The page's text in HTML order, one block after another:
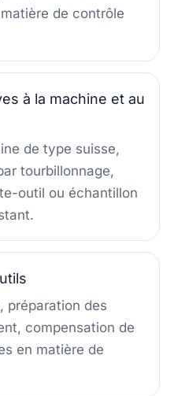
de contrôle
à la machine et au
de type suisse,
tourbillonnage,
outil ou échantillon
préparation des
compensation de
en matière de